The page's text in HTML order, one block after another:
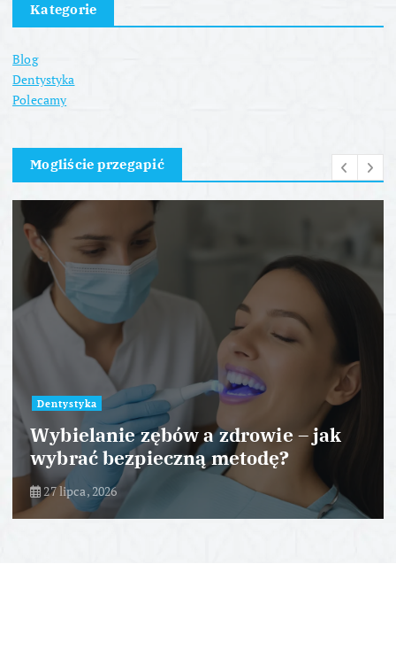
Kategorie
Blog
Dentystyka
Polecamy
Mogliście przegapić
Dentystyka
Wybielanie zębów a zdrowie – jak
wybrać bezpieczną metodę?
27 lipca, 2026